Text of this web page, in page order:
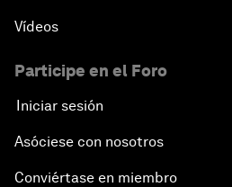
Vídeos
Participe en el Foro
Iniciar sesión
Asóciese con nosotros
Conviértase en miembro